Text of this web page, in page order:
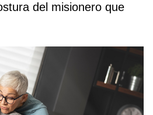
del misionero que